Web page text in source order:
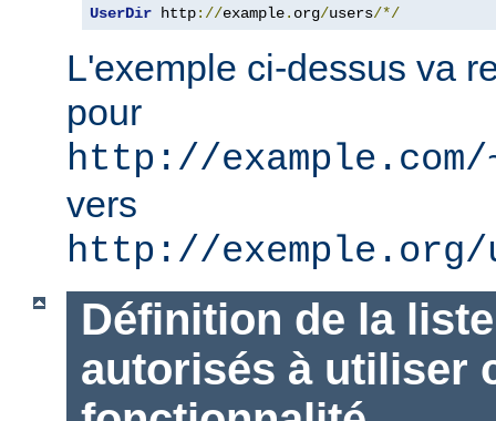
UserDir http://example. org/users/*/
L'exemple ci-dessus va
pour
http://example.com/
vers
http://exemple.org/
Définition de la
autorisés à utiliser